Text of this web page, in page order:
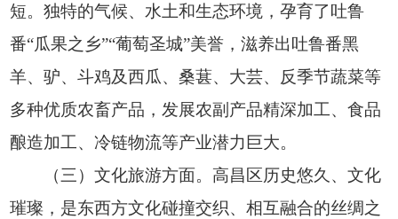
短。独特的气候、水土和生态环境，孕育了吐鲁
番“瓜果之乡”“葡萄圣城”美誉，滋养出吐鲁番黑
羊、驴、斗鸡及西瓜、桑葚、大芸、反季节蔬菜等
多种优质农畜产品，发展农副产品精深加工、食品
酿造加工、冷链物流等产业潜力巨大。
（三）文化旅游方面。高昌区历史悠久、文化
璀璨，是东西方文化碰撞交织、相互融合的丝绸之